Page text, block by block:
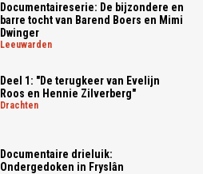
Documentaireserie: De bijzondere en
barre tocht van Barend Boers en Mimi
Dwinger
leeuwarden
Deel 1: "De terugkeer van Evelijn
Roos en Hennie Zilverberg"
drachten
Documentaire drieluik:
Ondergedoken in Fryslân